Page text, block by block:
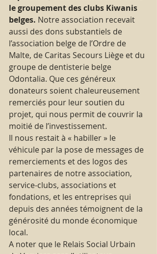
le groupement des clubs Kiwanis
belges. Notre association recevait
aussi des dons substantiels de
l’association belge de l’Ordre de
Malte, de Caritas Secours Liège et du
groupe de dentisterie belge
Odontalia. Que ces généreux
donateurs soient chaleureusement
remerciés pour leur soutien du
projet, qui nous permit de couvrir la
moitié de l’investissement.
Il nous restait à « habiller » le
véhicule par la pose de messages de
remerciements et des logos des
partenaires de notre association,
service-clubs, associations et
fondations, et les entreprises qui
depuis des années témoignent de la
générosité du monde économique
local.
A noter que le Relais Social Urbain